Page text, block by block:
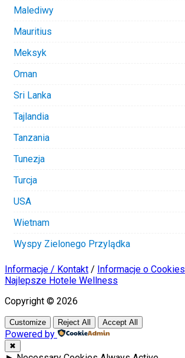
Malediwy
Mauritius
Meksyk
Oman
Sri Lanka
Tajlandia
Tanzania
Tunezja
Turcja
USA
Wietnam
Wyspy Zielonego Przylądka
Informacje / Kontakt / Informacje o Cookies
Najlepsze Hotele Wellness
Copyright © 2026
Customize Reject All Accept All
Powered by
✖